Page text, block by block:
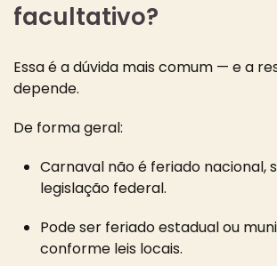
facultativo?
Essa é a dúvida mais comum — e a
depende.
De forma geral:
Carnaval não é feriado nacional,
legislação federal.
Pode ser feriado estadual ou
conforme leis locais.